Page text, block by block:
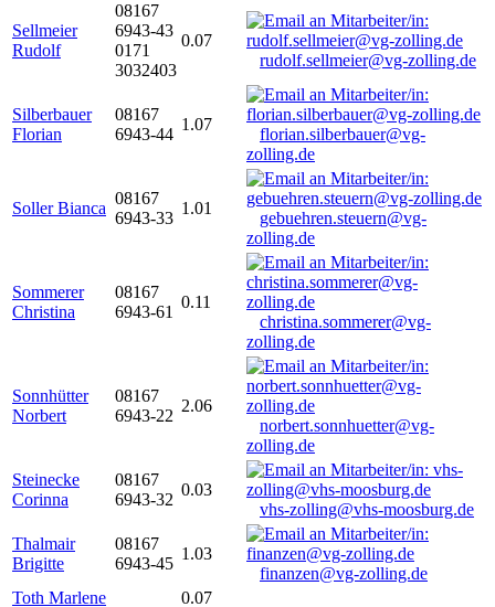
Sellmeier
Rudolf
08167
6943-43
0171
3032403
0.07
rudolf.sellmeier@vg-zolling.de
Silberbauer
Florian
08167
6943-44
1.07
florian.silberbauer@vg-
zolling.de
Soller Bianca
08167
6943-33
1.01
gebuehren.steuern@vg-
zolling.de
Sommerer
Christina
08167
6943-61
0.11
christina.sommerer@vg-
zolling.de
Sonnhütter
Norbert
08167
6943-22
2.06
norbert.sonnhuetter@vg-
zolling.de
Steinecke
Corinna
08167
6943-32
0.03
vhs-zolling@vhs-moosburg.de
Thalmair
Brigitte
08167
6943-45
1.03
finanzen@vg-zolling.de
Toth Marlene
0.07